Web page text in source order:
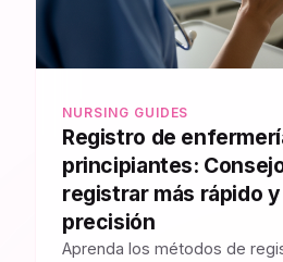
NURSING GUIDES
Registro de
principiantes:
registrar más rápido
precisión
Aprenda los métodos de